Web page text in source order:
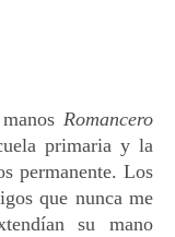
Romancero
primaria y la
permanente. Los
que nunca me
su mano